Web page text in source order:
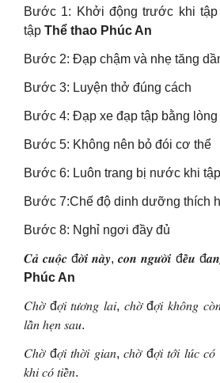
Bước 1: Khởi động trước khi
tập Thể thao Phúc An
Bước 2: Đạp chậm và nhẹ tăng
Bước 3: Luyện thở đúng cách
Bước 4: Đạp xe đạp tập bằng lòng
Bước 5: Không nên bỏ đói cơ thể
Bước 6: Luôn trang bị nước khi
Bước 7:Chế độ dinh dưỡng thích
Bước 8: Nghỉ ngơi đầy đủ
𝑪𝒂̉ 𝒄𝒖𝒐̣̂𝒄 đ𝒐̛̀𝒊 𝒏𝒂̀𝒚, 𝒄𝒐𝒏 𝒏𝒈𝒖̛𝒐̛̀𝒊 đ𝒆̂̀𝒖
Phúc An
𝐶ℎ𝑜̛̀ đ𝑜̛̣𝑖 𝑡𝑢̛𝑜̛𝑛𝑔 𝑙𝑎𝑖, 𝑐ℎ𝑜̛̀ đ𝑜̛̣𝑖 𝑘ℎ𝑜̂𝑛𝑔
𝑙𝑎̂̀𝑛 ℎ𝑒̣𝑛 𝑠𝑎𝑢.
𝐶ℎ𝑜̛̀ đ𝑜̛̣𝑖 𝑡ℎ𝑜̛̀𝑖 𝑔𝑖𝑎𝑛, 𝑐ℎ𝑜̛̀ đ𝑜̛̣𝑖 𝑡𝑜̛́𝑖 𝑙𝑢́𝑐 𝑐𝑜́
𝑘ℎ𝑖 𝑐𝑜́ 𝑡𝑖𝑒̂̀𝑛.